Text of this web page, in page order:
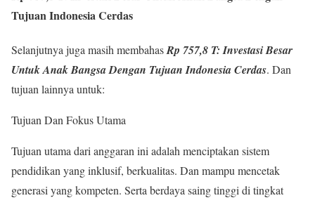
Tujuan Indonesia Cerdas
Selanjutnya juga masih membahasRp 757,8 T: Investasi Besar
Untuk Anak Bangsa Dengan Tujuan Indonesia Cerdas. Dan
tujuan lainnya untuk:
Tujuan Dan Fokus Utama
Tujuan utama dari anggaran ini adalah menciptakan sistem
pendidikan yang inklusif, berkualitas. Dan mampu mencetak
generasi yang kompeten. Serta berdaya saing tinggi di tingkat